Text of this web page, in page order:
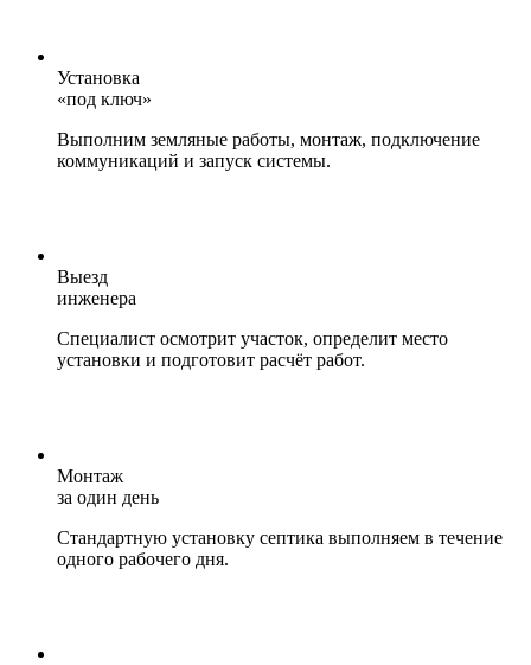
Установка
«под ключ»
Выполним земляные работы, монтаж, подключение
коммуникаций и запуск системы.
Выезд
инженера
Специалист осмотрит участок, определит место
установки и подготовит расчёт работ.
Монтаж
за один день
Стандартную установку септика выполняем в течение
одного рабочего дня.